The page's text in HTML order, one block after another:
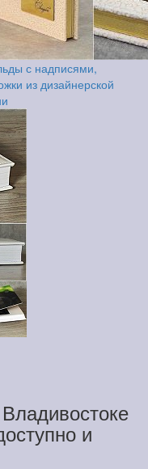
с надписями,
из дизайнерской
и